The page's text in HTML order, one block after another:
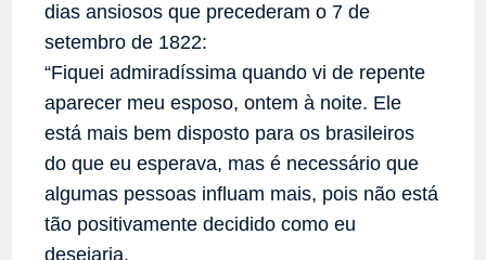
dias ansiosos que precederam o 7 de
setembro de 1822:
“Fiquei admiradíssima quando vi de repente
aparecer meu esposo, ontem à noite. Ele
está mais bem disposto para os brasileiros
do que eu esperava, mas é necessário que
algumas pessoas influam mais, pois não está
tão positivamente decidido como eu
desejaria.